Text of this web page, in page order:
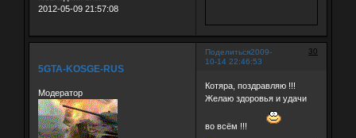
2012-05-09 21:57:08
Поделиться 30
2009-
10-14 22:46:53
5GTA-KOSGE-RUS
Модератор
Котяра, поздравляю !!!
Желаю здоровья и удачи
во всём !!!